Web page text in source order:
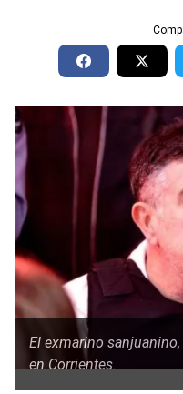
El exmarino
en Corrientes.